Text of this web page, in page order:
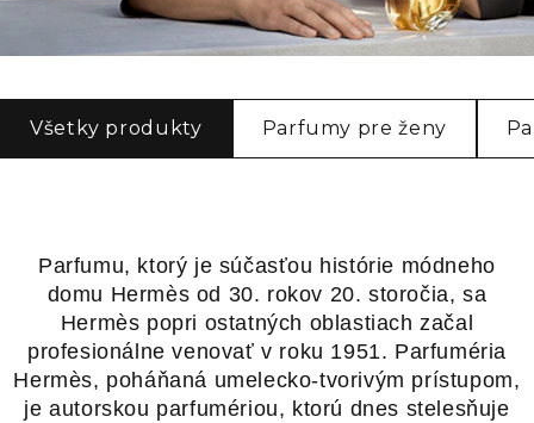
Všetky produkty Parfumy pre ženy
Parfumu, ktorý je súčasťou histórie módneho
domu Hermès od 30. rokov 20. storočia, sa
Hermès popri ostatných oblastiach začal
profesionálne venovať v roku 1951. Parfuméria
Hermès, poháňaná umelecko-tvorivým prístupom,
je autorskou parfumériou, ktorú dnes stelesňuje